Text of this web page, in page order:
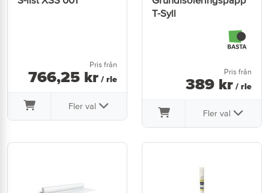
Pris från
766,25 kr / rle
Fler val
T-Syll
Pris från
389 kr / rle
Fler val